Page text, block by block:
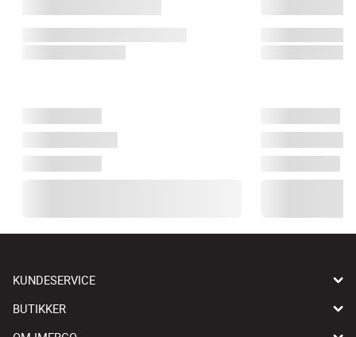
KUNDESERVICE
BUTIKKER